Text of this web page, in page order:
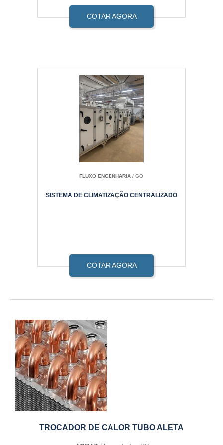
COTAR AGORA
FLUXO ENGENHARIA / GO
SISTEMA DE CLIMATIZAÇÃO CENTRALIZADO
COTAR AGORA
TROCADOR DE CALOR TUBO ALETA